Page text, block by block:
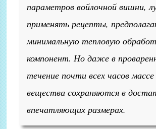
параметров войлочной вишни,
применять рецепты,
минимальную тепловую
компонент. Но даже в
течение почти всех часов
вещества сохраняются в
впечатляющих размерах.